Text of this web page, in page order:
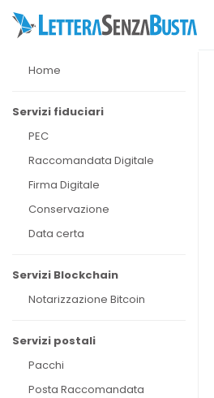
Home
Servizi fiduciari
PEC
Raccomandata Digitale
Firma Digitale
Conservazione
Data certa
Servizi Blockchain
Notarizzazione Bitcoin
Servizi postali
Pacchi
Posta Raccomandata